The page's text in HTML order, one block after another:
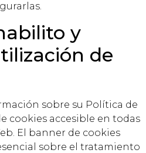
y
de
sobre su Política de
cookies accesible en todas
El banner de cookies
sobre el tratamiento